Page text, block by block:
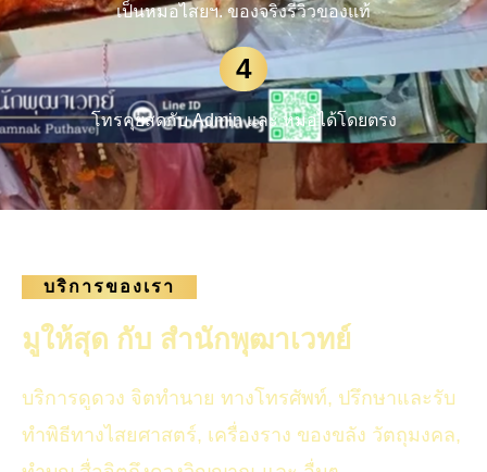
เป็นหมอไสยฯ. ของจริงรีวิวของแท้
4
โทรคุยสดกับ Admin และ หมอได้โดยตรง
บริการของเรา
มูให้สุด กับ สำนักพุฒาเวทย์
บริการดูดวง จิตทำนาย ทางโทรศัพท์, ปรึกษาและรับ
ทำพิธีทางไสยศาสตร์, เครื่องราง ของขลัง วัตถุมงคล,